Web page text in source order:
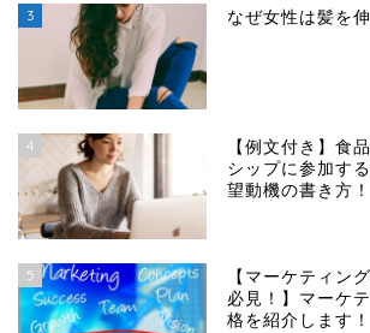
3 なぜ女性は髪を
4
【例文付き】食
シップに参加す
望動機の書き方！
5
【マーケティン
必見！】マーケ
格を紹介します！